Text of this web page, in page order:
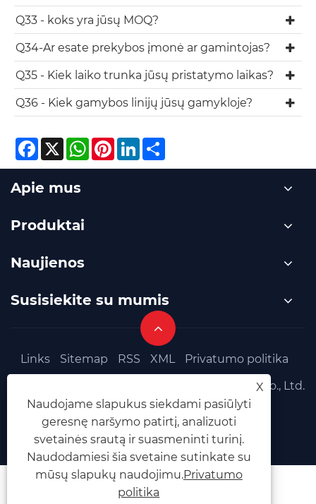
Q33 - koks yra jūsų MOQ?
Q34-Ar esate prekybos įmonė ar gamintojas?
Q35 - Kiek laiko trunka jūsų pristatymo laikas?
Q36 - Kiek gamybos linijų jūsų gamykloje?
Facebook
X WhatsApp
Pinterest
LinkedIn
Apie mus
Produktai
Naujienos
Susisiekite su mumis
Links Sitemap RSS XML
Privatumo politika
Autoriaus teisės © 2025 Foshan Jinqiu Valve Co., Ltd.
Visos teisės saugomos.
X
Naudojame slapukus siekdami pasiūlyti
geresnę naršymo patirtį, analizuoti
svetainės srautą ir suasmeninti turinį.
Naudodamiesi šia svetaine sutinkate su
mūsų slapukų naudojimu.Privatumo
politika